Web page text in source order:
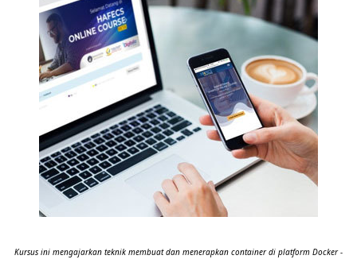
Kursus ini mengajarkan teknik membuat dan menerapkan container di platform Docker -